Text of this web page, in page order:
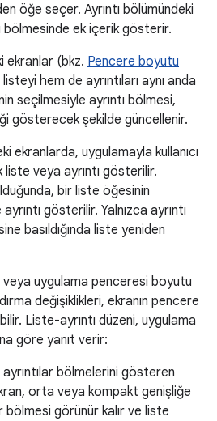
öğe seçer. Ayrıntı bölümündeki
bölmesinde ek içerik gösterir.
ekranlar (bkz. Pencere boyutu
hem de ayrıntıları aynı anda
seçilmesiyle ayrıntı bölmesi,
gösterecek şekilde güncellenir.
ekranlarda, uygulamayla kullanıcı
liste veya ayrıntı gösterilir.
bir liste öğesinin
gösterilir. Yalnızca ayrıntı
basıldığında liste yeniden
uygulama penceresi boyutu
değişiklikleri, ekranın pencere
Liste-ayrıntı düzeni, uygulama
göre yanıt verir:
bölmelerini gösteren
orta veya kompakt genişliğe
bölmesi görünür kalır ve liste